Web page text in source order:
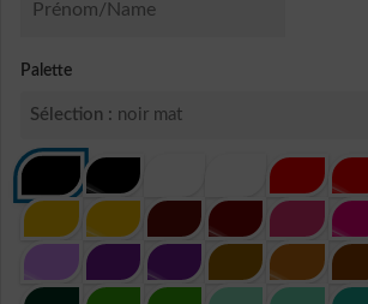
Palette
Sélection : noir mat